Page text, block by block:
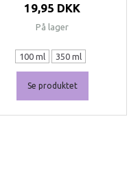
19,95 DKK
På lager
100 ml 350 ml
Se produktet